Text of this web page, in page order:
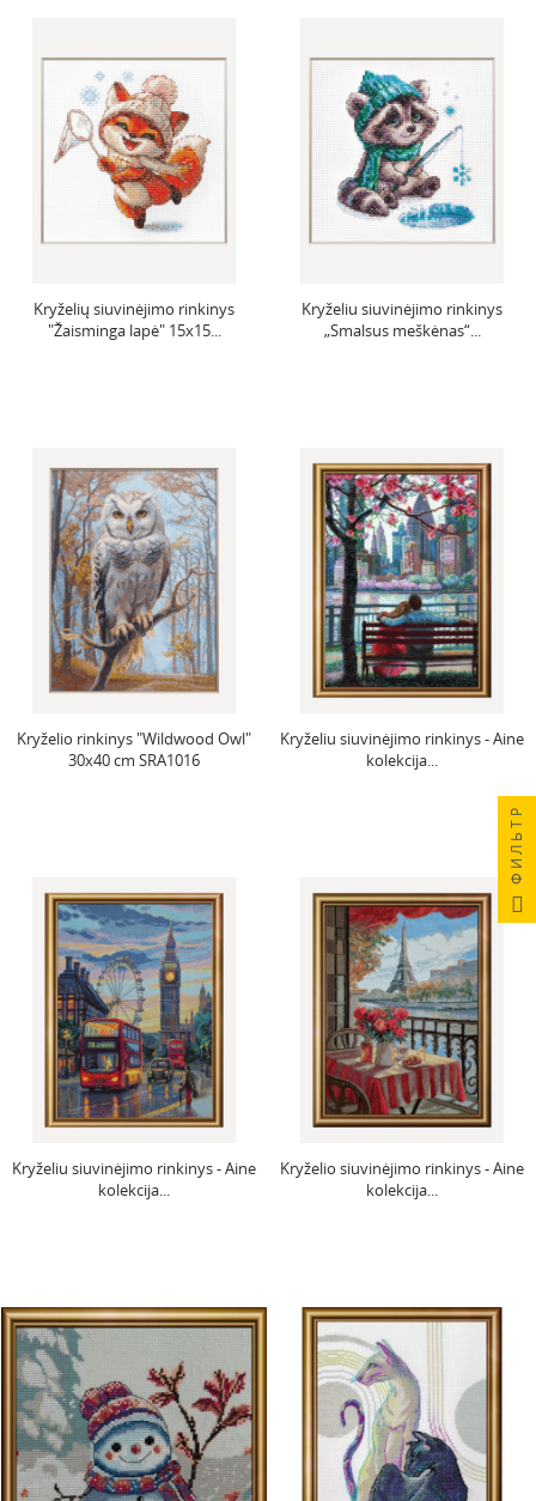
Kryželių siuvinėjimo rinkinys
"Žaisminga lapė" 15x15...
Kryželiu siuvinėjimo rinkinys
„Smalsus meškėnas“...
Kryželio rinkinys "Wildwood Owl"
30x40 cm SRA1016
Kryželiu siuvinėjimo rinkinys - Aine
kolekcija...
Kryželiu siuvinėjimo rinkinys - Aine
kolekcija...
Kryželio siuvinėjimo rinkinys - Aine
kolekcija...
ФИЛЬТР